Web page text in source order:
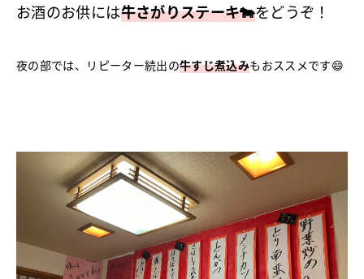
お酒のお供には牛さがりステーキ🐄をどうぞ！
夜の部では、リピーター続出の牛すじ煮込みもおススメです😄